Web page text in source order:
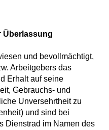
Überlassung
und bevollmächtigt,
Arbeitgebers das
Erhalt auf seine
Gebrauchs- und
Unversehrtheit zu
und sind bei
Dienstrad im Namen des